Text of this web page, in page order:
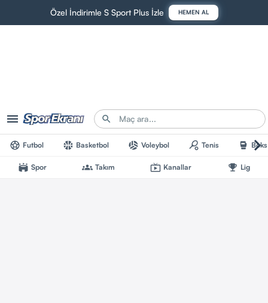
Özel İndirimle S Sport Plus İzle HEMEN AL
Futbol Basketbol Voleybol Tenis Boks
Spor Takım Kanallar Lig